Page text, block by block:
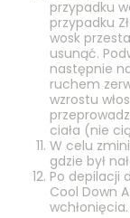
przypadku
przypadku
wosk
usunąć.
następnie
ruchem
wzrostu
ciała (nie
W celu
gdzie był
Po depilacji
Cool Down
wchłonięcia.